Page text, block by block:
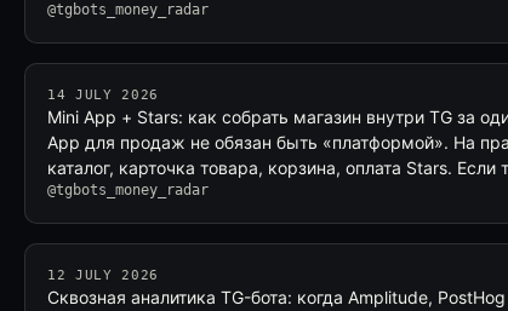
@tgbots_money_radar
14 JULY 2026
Mini App + Stars: как собрать магазин внутри TG за
App для продаж не обязан быть «платформой». На
каталог, карточка товара, корзина, оплата Stars. Если
@tgbots_money_radar
12 JULY 2026
Сквозная аналитика TG-бота: когда Amplitude,